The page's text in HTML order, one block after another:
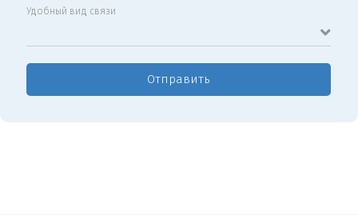
Удобный вид связи
Отправить